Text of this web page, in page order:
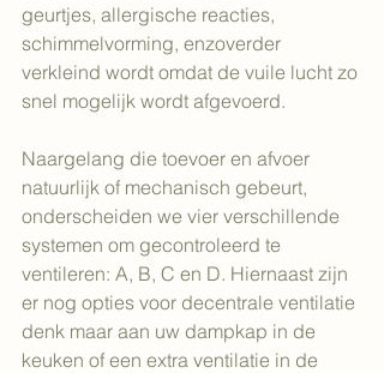
geurtjes, allergische reacties,
schimmelvorming, enzoverder
verkleind wordt omdat de vuile lucht zo
snel mogelijk wordt afgevoerd.
Naargelang die toevoer en afvoer
natuurlijk of mechanisch gebeurt,
onderscheiden we vier verschillende
systemen om gecontroleerd te
ventileren: A, B, C en D. Hiernaast zijn
er nog opties voor decentrale ventilatie
denk maar aan uw dampkap in de
keuken of een extra ventilatie in de